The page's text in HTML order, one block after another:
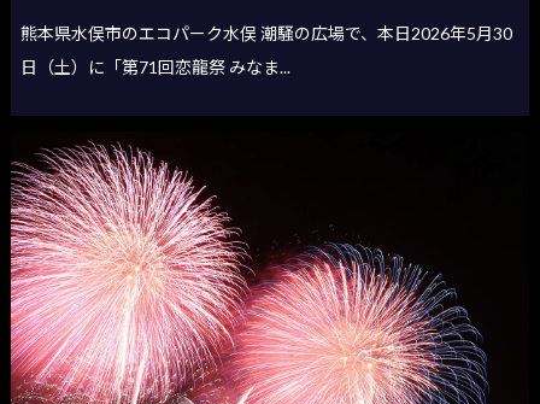
熊本県水俣市のエコパーク水俣 潮騒の広場で、本日2026年5月30
日（土）に「第71回恋龍祭 みなま...